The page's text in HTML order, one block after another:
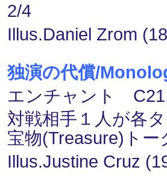
2/4
Illus.Daniel Zrom
独演の代償/
エンチャント
対戦相手１人が各
宝物(Treasure)ト
Illus.Justine Cruz